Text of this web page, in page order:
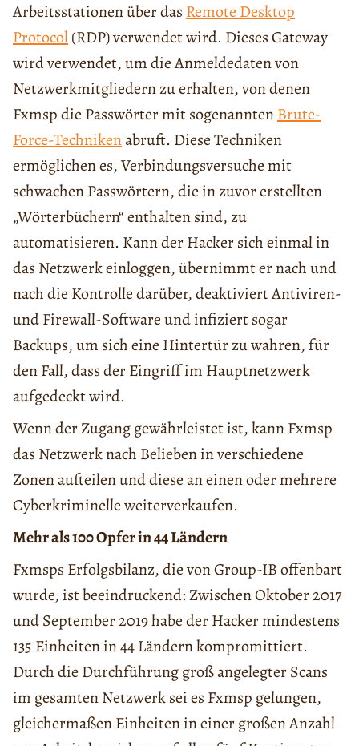
Arbeitsstationen über dasRemote Desktop
Protocol(RDP) verwendet wird. Dieses Gateway
wird verwendet, um die Anmeldedaten von
Netzwerkmitgliedern zu erhalten, von denen
Fxmsp die Passwörter mit sogenanntenBrute-
Force-Technikenabruft. Diese Techniken
ermöglichen es, Verbindungsversuche mit
schwachen Passwörtern, die in zuvor erstellten
„Wörterbüchern“ enthalten sind, zu
automatisieren. Kann der Hacker sich einmal in
das Netzwerk einloggen, übernimmt er nach und
nach die Kontrolle darüber, deaktiviert Antiviren-
und Firewall-Software und infiziert sogar
Backups, um sich eine Hintertür zu wahren, für
den Fall, dass der Eingriff im Hauptnetzwerk
aufgedeckt wird.
Wenn der Zugang gewährleistet ist, kann Fxmsp
das Netzwerk nach Belieben in verschiedene
Zonen aufteilen und diese an einen oder mehrere
Cyberkriminelle weiterverkaufen.
Mehr als 100 Opfer in 44 Ländern
Fxmsps Erfolgsbilanz, die von Group-IB offenbart
wurde, ist beeindruckend: Zwischen Oktober 2017
und September 2019 habe der Hacker mindestens
135 Einheiten in 44 Ländern kompromittiert.
Durch die Durchführung groß angelegter Scans
im gesamten Netzwerk sei es Fxmsp gelungen,
gleichermaßen Einheiten in einer großen Anzahl